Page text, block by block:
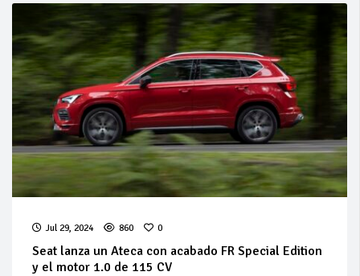
Jul 29, 2024 860 0
Seat lanza un Ateca con acabado FR Special Edition
y el motor 1.0 de 115 CV